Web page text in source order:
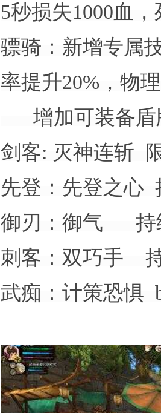
5秒损失1000血
骠骑：新增专属
率提升20%，物
增加可装备盾
剑客: 灭神连斩
先登：先登之心
御刃：御气 持
刺客：双巧手
武痴：计策恐惧